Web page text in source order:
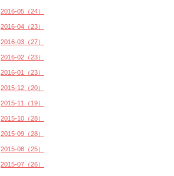
2016-05（24）
2016-04（23）
2016-03（27）
2016-02（23）
2016-01（23）
2015-12（20）
2015-11（19）
2015-10（28）
2015-09（28）
2015-08（25）
2015-07（26）